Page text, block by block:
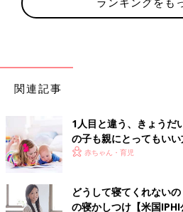
ヤする
１ 保育園のお迎え時に、機嫌がいい
２ 夕飯時・おふろの時間に、グズグ
4 寝ぐずりや夜泣きがない
5 早朝起きがない
昼寝が１日２回必要な場合、
寝”を！
関連記事
1人目と違う、きょうだ
の子も親にとってもい
幼児睡眠コンサルタント
赤ちゃん・育児
どうして寝てくれない
の寝かしつけ【米国